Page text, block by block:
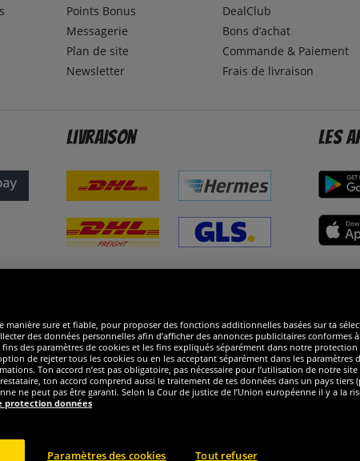
Points Bonus
Messagerie
Plan de site
Newsletter
DealClub
Bons d’achat
Commande & Paiement
Frais de livraison
Livraison Les
sure et fiable, pour proposer des fonctions additionnelles basées sur ta
des données personnelles afin d’afficher des annonces publicitaires conformes
des paramètres de cookies et les fins expliqués séparément dans notre
de rejeter tous les cookies ou en les acceptant séparément dans les paramètres
Ton accord n’est pas obligatoire, pas nécessaire pour l’utilisation de notre
ton accord comprend aussi le traitement de tes données dans un pays tiers
ne peut pas être garanti. Selon la Cour de justice de l’Union européenne il y a la
protection données
Paramètres des cookies Tout refuser